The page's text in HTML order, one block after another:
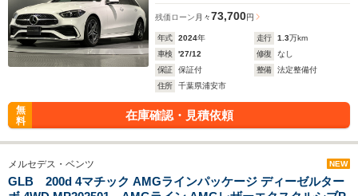
残価ローン 月々73,700円
年式 2024年 走行 1.3万km
車検
'27/12 修復
なし
保証
保証付 整備
法定整備付
住所
千葉県浦安市
無
料
在庫確認・見積依頼
メルセデス・ベンツ NEW
GLB 200d 4マチック AMGラインパッケージ ディーゼルター